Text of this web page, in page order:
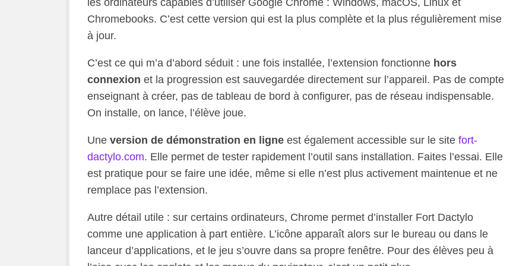
les ordinateurs capables d’utiliser Google Chrome : Windows, macOS, Linux et
Chromebooks. C’est cette version qui est la plus complète et la plus régulièrement mise
à jour.
C’est ce qui m’a d’abord séduit : une fois installée, l’extension fonctionne hors
connexion et la progression est sauvegardée directement sur l’appareil. Pas de compte
enseignant à créer, pas de tableau de bord à configurer, pas de réseau indispensable.
On installe, on lance, l’élève joue.
Une version de démonstration en ligneest également accessible sur le site fort-
dactylo.com. Elle permet de tester rapidement l’outil sans installation. Faites l’essai. Elle
est pratique pour se faire une idée, même si elle n’est plus activement maintenue et ne
remplace pas l’extension.
Autre détail utile : sur certains ordinateurs, Chrome permet d’installer Fort Dactylo
comme une application à part entière. L’icône apparaît alors sur le bureau ou dans le
lanceur d’applications, et le jeu s’ouvre dans sa propre fenêtre. Pour des élèves peu à